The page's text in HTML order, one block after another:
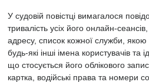
У судовій повістці вимагалося
тривалість усіх його онлайн-
адресу, список кожної служби, якою
будь-які інші імена користувачів та
що стосується його облікового
картка, водійські права та номери